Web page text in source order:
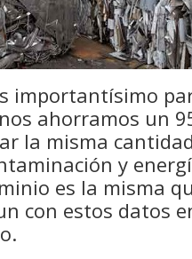
importantísimo
ahorramos un
la misma
y
es la misma
con estos datos